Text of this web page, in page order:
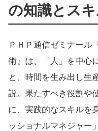
の知識とス
ＰＨＰ通信ゼミナール
術』は、「人」を中心
と、時間を生み出し生
説。果たすべき役割や
に、実践的なスキルを
ッショナルマネジャー